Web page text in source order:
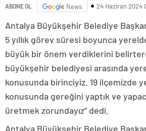
ABONE OL News 24 Haziran 2024
Antalya Büyükşehir Belediye
5 yıllık görev süresi boyunca
büyük bir önem verdiklerini
büyükşehir belediyesi arasında
konusunda birinciyiz. 19 ilçemizde
konusunda gereğini yaptık ve
üretmek zorundayız” dedi.
Antalya Büyükşehir Belediye